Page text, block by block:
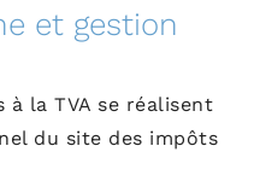
et gestion
à la TVA se réalisent
du site des impôts